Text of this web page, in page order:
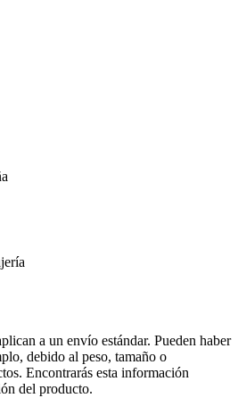
a un envío estándar. Pueden haber
debido al peso, tamaño o
Encontrarás esta información
del producto.